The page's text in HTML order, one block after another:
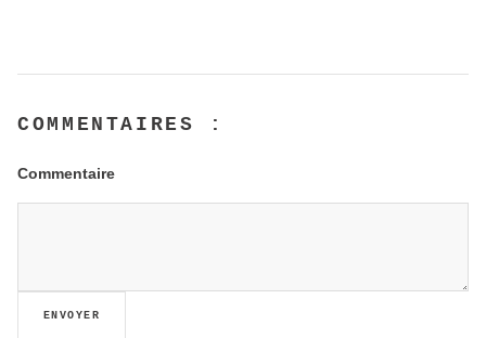
COMMENTAIRES :
Commentaire
ENVOYER